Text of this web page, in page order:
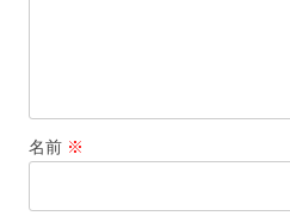
名前 ※